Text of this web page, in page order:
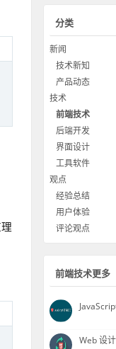
分类
新闻
技术新知
产品动态
技术
前端技术
后端开发
界面设计
工具软件
观点
经验总结
用户体验
评论观点
前端技术更多
Web 设